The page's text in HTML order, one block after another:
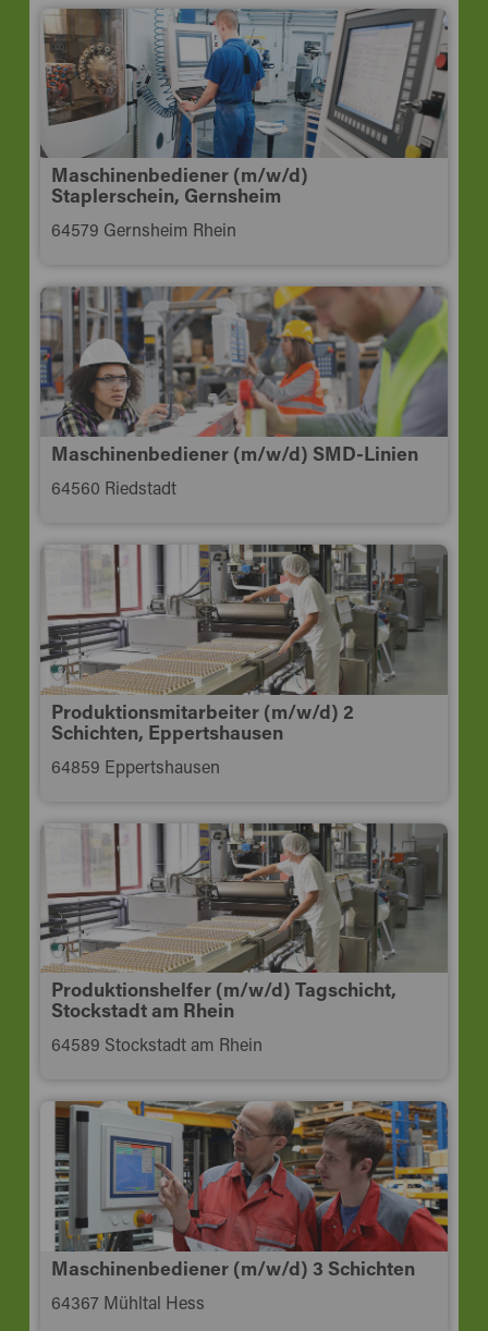
Maschinenbediener (m/w/d)
Staplerschein, Gernsheim
64579 Gernsheim Rhein
Maschinenbediener (m/w/d) SMD-Linien
64560 Riedstadt
Produktionsmitarbeiter (m/w/d) 2
Schichten, Eppertshausen
64859 Eppertshausen
Produktionshelfer (m/w/d) Tagschicht,
Stockstadt am Rhein
64589 Stockstadt am Rhein
Maschinenbediener (m/w/d) 3 Schichten
64367 Mühltal Hess